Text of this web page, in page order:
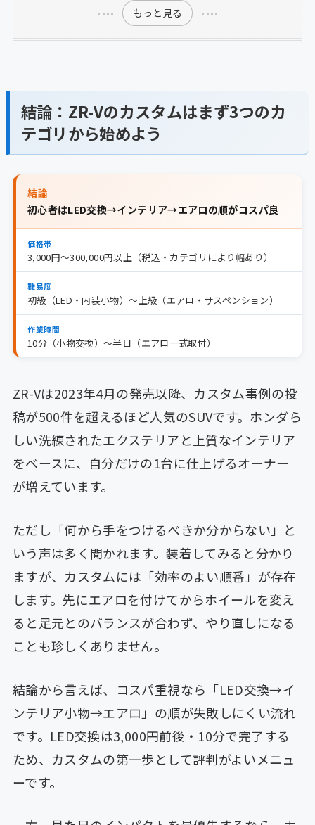
もっと見る
結論：ZR-Vのカスタムはまず3つのカ
テゴリから始めよう
結論
初心者はLED交換→インテリア→エアロの順がコスパ良
価格帯
3,000円〜300,000円以上（税込・カテゴリにより幅あり）
難易度
初級（LED・内装小物）〜上級（エアロ・サスペンション）
作業時間
10分（小物交換）〜半日（エアロ一式取付）
ZR-Vは2023年4月の発売以降、カスタム事例の投
稿が500件を超えるほど人気のSUVです。ホンダら
しい洗練されたエクステリアと上質なインテリア
をベースに、自分だけの1台に仕上げるオーナー
が増えています。
ただし「何から手をつけるべきか分からない」と
いう声は多く聞かれます。装着してみると分かり
ますが、カスタムには「効率のよい順番」が存在
します。先にエアロを付けてからホイールを変え
ると足元とのバランスが合わず、やり直しになる
ことも珍しくありません。
結論から言えば、コスパ重視なら「LED交換→イ
ンテリア小物→エアロ」の順が失敗しにくい流れ
です。LED交換は3,000円前後・10分で完了する
ため、カスタムの第一歩として評判がよいメニュ
ーです。